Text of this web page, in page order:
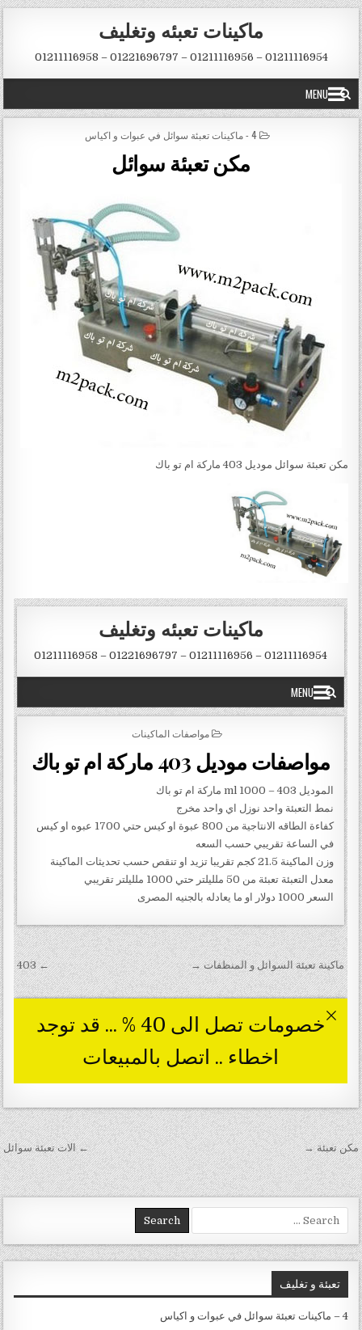
Skip to content
ماكينات تعبئه وتغليف
01211116954 – 01211116956 – 01221696797 – 01211116958
MENU
POSTED IN
4 - ماكينات تعبئة سوائل في عبوات و اكياس
مكن تعبئة سوائل
مكن تعبئة سوائل موديل 403 ماركة ام تو باك
تصفّح المقالات ← الات تعبئة سوائل مكن تعبئة →
Search for:
تعبئة و تغليف
4 – ماكينات تعبئة سوائل في عبوات و اكياس